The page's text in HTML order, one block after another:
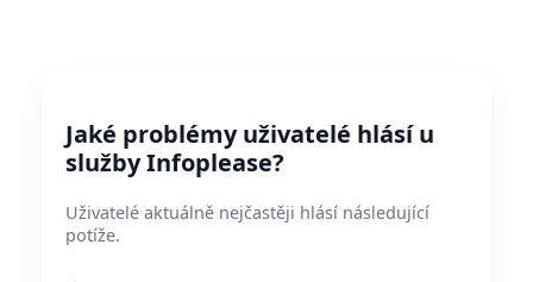
Jaké problémy uživatelé hlásí u
služby Infoplease?
Uživatelé aktuálně nejčastěji hlásí následující
potíže.